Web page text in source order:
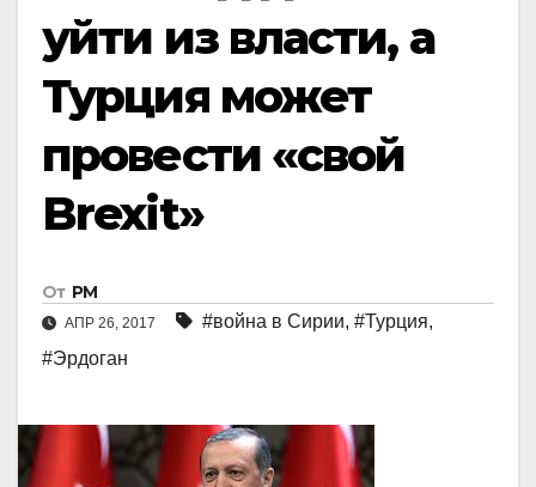
уйти из власти, а
Турция может
провести «свой
Brexit»
От РМ
АПР 26, 2017 #война в Сирии, #Турция,
#Эрдоган